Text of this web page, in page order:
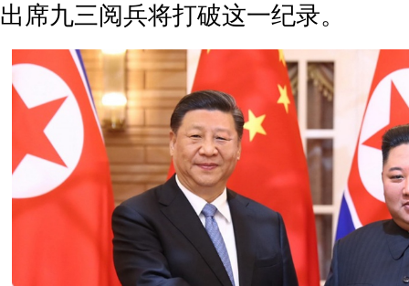
出席九三阅兵将打破这一纪录。